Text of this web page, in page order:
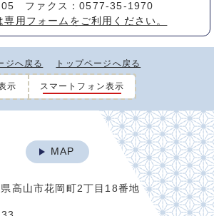
ファクス：0577-35-1970
専用フォームをご利用ください。
ジへ戻る トップページへ戻る
示 スマートフォン表示
MAP
高山市花岡町2丁目18番地